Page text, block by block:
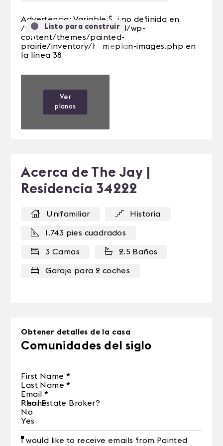
Listo para construir
Advertencia: Variable $_i no definida en
/var/web/site/public_html/wp-
content/themes/painted-
prairie/inventory/homeplan-images.php en
la línea 38
Anterior
Ver
planos
Acerca de The Jay |
Residencia 34222
Unifamiliar Historia
1.743 pies cuadrados
3 Camas 2.5 Baños
Garaje para 2 coches
Obtener detalles de la casa
Comunidades del siglo
First Name *
Last Name *
Email *
Phone
Real Estate Broker?
No
Yes
I would like to receive emails from Painted